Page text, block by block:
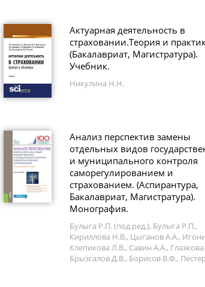
Актуарная деятельность в
страховании.Теория и
(Бакалавриат, Магистратура).
Учебник.
Никулина Н.Н.
Анализ перспектив замены
отдельных видов
и муниципального контроля
саморегулированием и
страхованием. (Аспирантура,
Бакалавриат, Магистратура).
Монография.
Булыга Р.П. (под ред.), Булыга Р.П.,
Кириллова Н.В., Цыганов А.А.,
Клепикова Л.В., Савин А.А., Глазкова
Брызгалов Д.В., Борисов В.Ф.,